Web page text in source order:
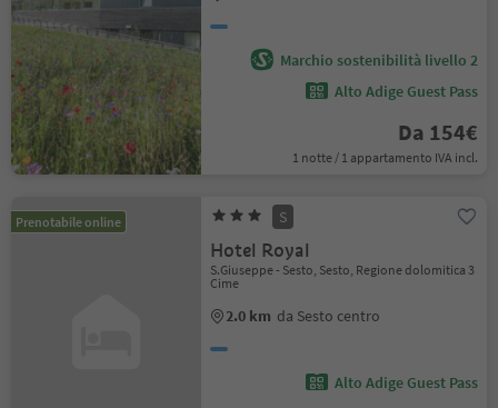
Marchio sostenibilità livello 2
Alto Adige Guest Pass
Da 154€
1 notte / 1 appartamento IVA incl.
Prenotabile online S
Hotel Royal
S.Giuseppe - Sesto, Sesto, Regione dolomitica 3
Cime
2.0 km da Sesto centro
Alto Adige Guest Pass